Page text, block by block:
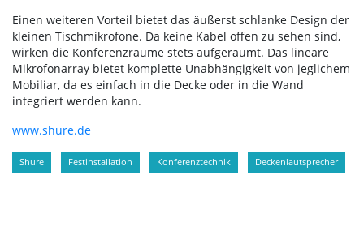
Einen weiteren Vorteil bietet das äußerst schlanke Design der
kleinen Tischmikrofone. Da keine Kabel offen zu sehen sind,
wirken die Konferenzräume stets aufgeräumt. Das lineare
Mikrofonarray bietet komplette Unabhängigkeit von jeglichem
Mobiliar, da es einfach in die Decke oder in die Wand
integriert werden kann.
www.shure.de
Shure Festinstallation Konferenztechnik Deckenlautsprecher